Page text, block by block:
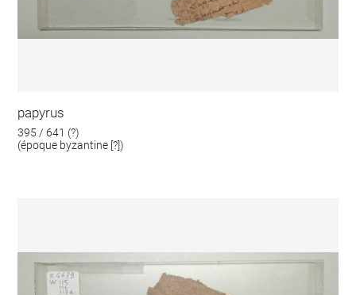
papyrus
395 / 641 (?)
(époque byzantine [?])